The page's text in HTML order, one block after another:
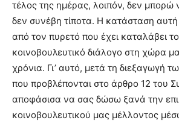
τέλος της ημέρας, λοιπόν, δεν μπορώ
δεν συνέβη τίποτα. Η κατάσταση αυτή
από τον πυρετό που έχει καταλάβει
κοινοβουλευτικό διάλογο στη χώρα
χρόνια. Γι’ αυτό, μετά τη διεξαγωγή
που προβλέπονται στο άρθρο 12 του
αποφάσισα να σας δώσω ξανά την
κοινοβουλευτικού μας μέλλοντος